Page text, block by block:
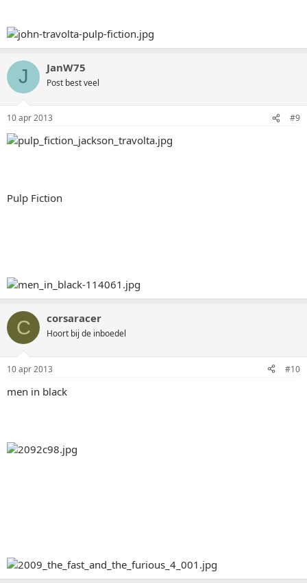
J JanW75
Post best veel
10 apr 2013 #9
Pulp Fiction
C corsaracer
Hoort bij de inboedel
10 apr 2013 #10
men in black